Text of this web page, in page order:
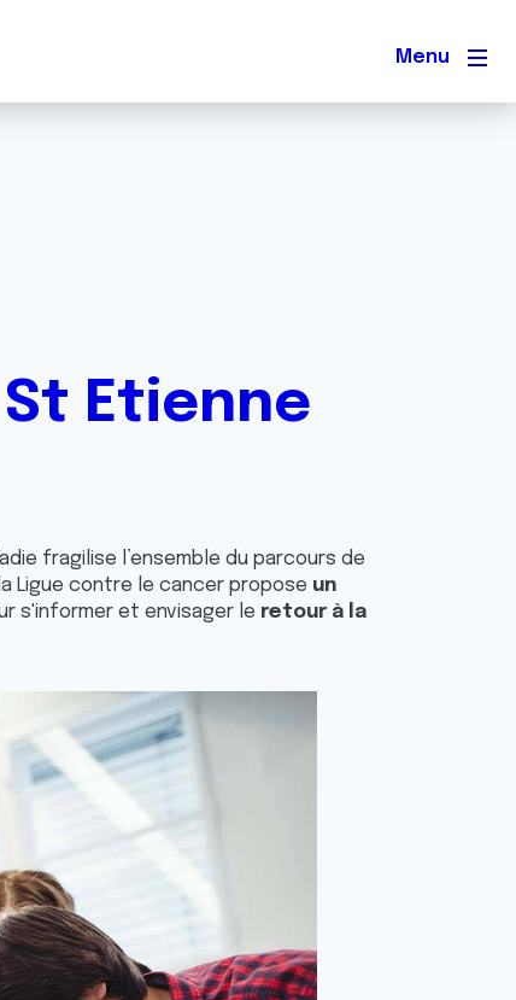
Menu
Etienne
fragilise l’ensemble du parcours de
Ligue contre le cancer propose un
s'informer et envisager le retour à la